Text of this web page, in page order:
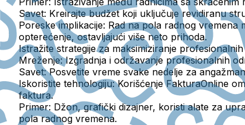
Savet: Kreirajte budžet koji uključuje revidiranu
Poreske implikacije: Rad na pola radnog vremena
opterećenje, ostavljajući više neto prihoda.
Istražite strategije za maksimiziranje
Mreženje:Izgradnja i održavanje profesionalnih
Savet:Posvetite vreme svake nedelje za
Iskoristite tehnologiju:Korišćenje FakturaOnline
faktura.
Primer: Džon, grafički dizajner, koristi alate za
pola radnog vremena.